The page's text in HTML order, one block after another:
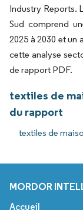
Industry Reports.
Sud comprend
2025 à 2030 et un
cette analyse
de rapport PDF.
textiles de
du rapport
textiles de
MORDOR
Accueil